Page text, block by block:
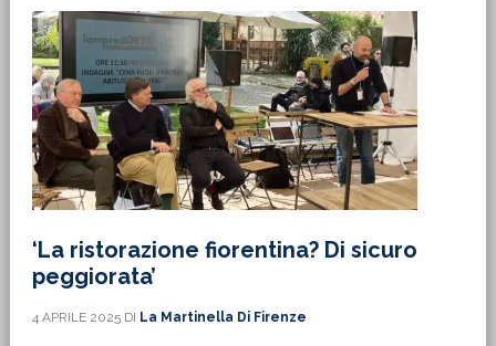
‘La ristorazione fiorentina? Di sicuro
peggiorata’
4 APRILE 2025DI La Martinella Di Firenze